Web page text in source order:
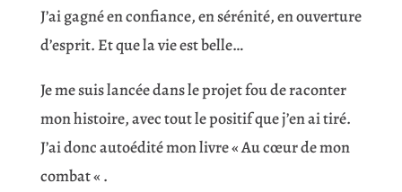
J’ai gagné en confiance, en sérénité, en ouverture
d’esprit. Et que la vie est belle…
Je me suis lancée dans le projet fou de raconter
mon histoire, avec tout le positif que j’en ai tiré.
J’ai donc autoédité mon livre « Au cœur de mon
combat « .